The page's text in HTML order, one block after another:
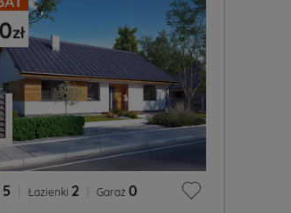
5 Łazienki 2 Garaż 0